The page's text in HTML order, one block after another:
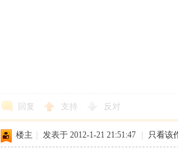
回复 支持 反对
楼主 发表于 2012-1-21 21:51:47 只看该